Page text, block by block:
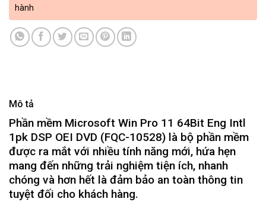
hành
Mô tả
Phần mềm Microsoft Win Pro 11 64Bit Eng Intl
1pk DSP OEI DVD (FQC-10528) là bộ phần mềm
được ra mắt với nhiều tính năng mới, hứa hẹn
mang đến những trải nghiệm tiện ích, nhanh
chóng và hơn hết là đảm bảo an toàn thông tin
tuyệt đối cho khách hàng.